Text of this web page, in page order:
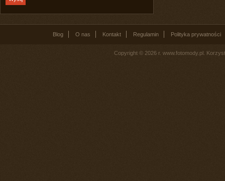
Blog O nas Kontakt Regulamin Polityka prywatności
Copyright © 2026 r. www.fotomody.pl.